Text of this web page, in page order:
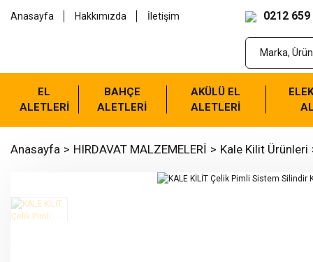
Anasayfa Hakkımızda İletişim 0212 659
EL
ALETLERİ
BAHÇE
ALETLERİ
AKÜLÜ EL
ALETLERİ
Anasayfa HIRDAVAT MALZEMELERİ Kale Kilit Ürünleri